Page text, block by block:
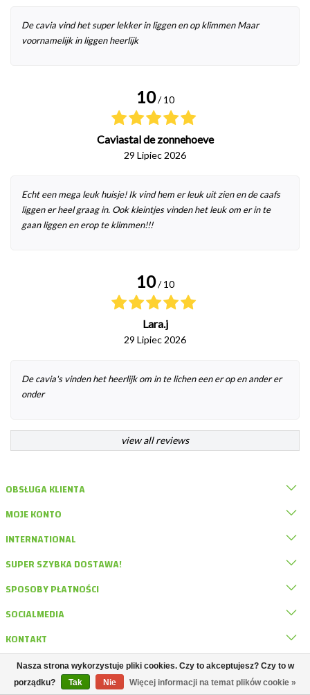
De cavia vind het super lekker in liggen en op klimmen Maar
voornamelijk in liggen heerlijk
10 / 10
Caviastal de zonnehoeve
29 Lipiec 2026
Echt een mega leuk huisje! Ik vind hem er leuk uit zien en de caafs
liggen er heel graag in. Ook kleintjes vinden het leuk om er in te
gaan liggen en erop te klimmen!!!
10 / 10
Lara.j
29 Lipiec 2026
De cavia's vinden het heerlijk om in te lichen een er op en ander er
onder
view all reviews
OBSŁUGA KLIENTA
MOJE KONTO
INTERNATIONAL
SUPER SZYBKA DOSTAWA!
SPOSOBY PŁATNOŚCI
SOCIALMEDIA
KONTAKT
© DRD Knaagdierwinkel
Nasza strona wykorzystuje pliki cookies. Czy to akceptujesz? Czy to w
porządku?
Tak Nie Więcej informacji na temat plików cookie »